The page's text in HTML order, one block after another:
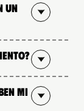
un
mi